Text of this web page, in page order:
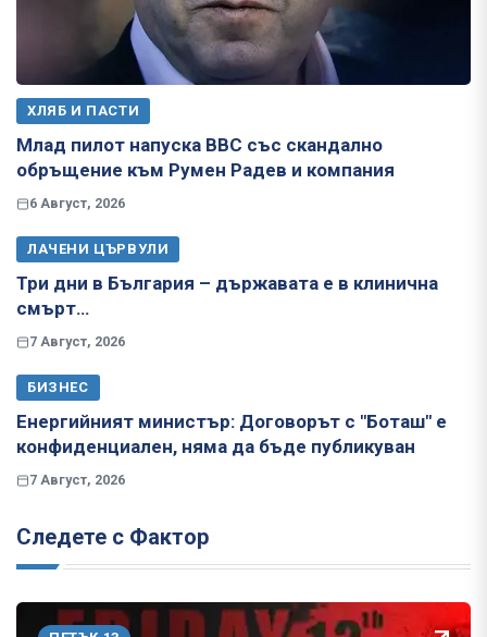
ХЛЯБ И ПАСТИ
Млад пилот напуска ВВС със скандално
обръщение към Румен Радев и компания
6 Август, 2026
ЛАЧЕНИ ЦЪРВУЛИ
Три дни в България – държавата е в клинична
смърт…
7 Август, 2026
БИЗНЕС
Енергийният министър: Договорът с "Боташ" е
конфиденциален, няма да бъде публикуван
7 Август, 2026
Следете с Фактор